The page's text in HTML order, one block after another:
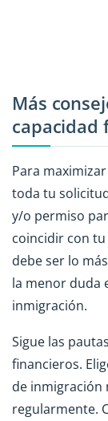
Más
capacidad
Para
toda tu
y/o permiso
coincidir con
debe ser lo
la menor duda
inmigración.
Sigue las
financieros.
de inmigración
regularmente.